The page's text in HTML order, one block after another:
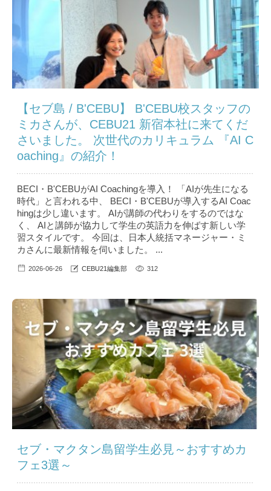
【セブ島 / B'CEBU】 B'CEBU校スタッフの
ミカさんが、CEBU21 新宿本社に来てくだ
さいました。 次世代のカリキュラム 『AI C
oaching』の紹介！
BECI・B'CEBUがAI Coachingを導入！ 「AIが先生になる
時代」と言われる中、 BECI・B'CEBUが導入するAI Coac
hingは少し違います。 AIが講師の代わりをするのではな
く、 AIと講師が協力して学生の英語力を伸ばす新しい学
習スタイルです。 今回は、日本人統括マネージャー・ミ
カさんに最新情報を伺いました。 ...
2026-06-26 CEBU21編集部 312
セブ・マクタン島留学生必見～おすすめカ
フェ3選～